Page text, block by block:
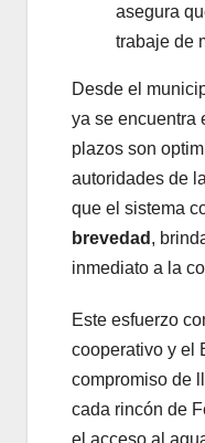
asegura
trabaje de
Desde el
ya se encuentra
plazos son
autoridades de
que el sistema
brevedad ,
inmediato a la
Este esfuerzo
cooperativo y el
compromiso de
cada rincón de
el acceso al